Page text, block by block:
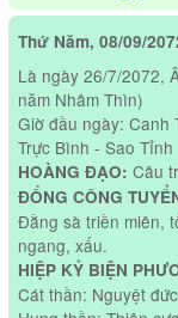
Thứ Năm, 08/09/
Là ngày 26/7/2072,
năm Nhâm Thìn)
Giờ đầu ngày: Canh
Trực Bình - Sao Tỉnh
HOÀNG ĐẠO: Câu
ĐỔNG CÔNG
Đằng sà triền miên,
ngang, xấu.
HIỆP KỶ BIỆN
Cát thần: Nguyệt